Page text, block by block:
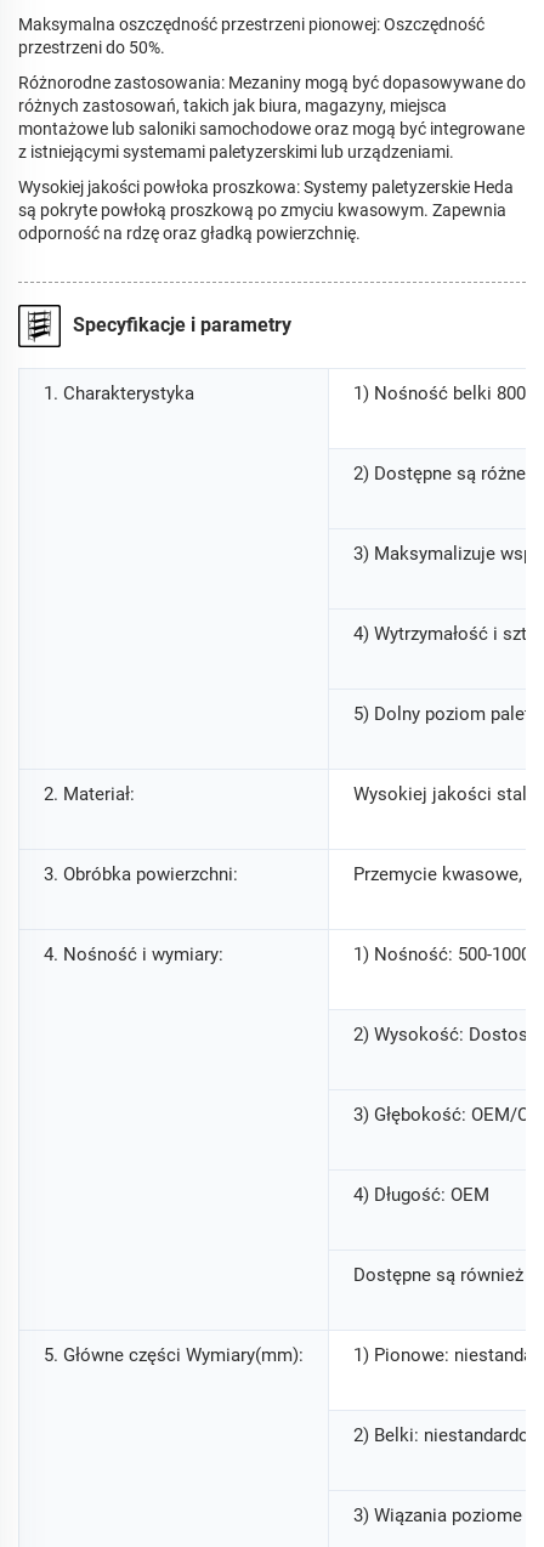
Maksymalna oszczędność przestrzeni pionowej: Oszczędność
przestrzeni do 50%.
Różnorodne zastosowania: Mezaniny mogą być dopasowywane do
różnych zastosowań, takich jak biura, magazyny, miejsca
montażowe lub saloniki samochodowe oraz mogą być integrowane
z istniejącymi systemami paletyzerskimi lub urządzeniami.
Wysokiej jakości powłoka proszkowa: Systemy paletyzerskie Heda
są pokryte powłoką proszkową po zmyciu kwasowym. Zapewnia
odporność na rdzę oraz gładką powierzchnię.
Specyfikacje i parametry
1. Charakterystyka 1) Nośność belki 800-
2) Dostępne są różne
3) Maksymalizuje
4) Wytrzymałość i
5) Dolny poziom palet
2. Materiał: Wysokiej jakości stal
3. Obróbka powierzchni: Przemycie kwasowe,
4. Nośność i wymiary: 1) Nośność: 500-1000
2) Wysokość:
3) Głębokość: OEM/
4) Długość: OEM
Dostępne są również
5. Główne części Wymiary(mm): 1) Pionowe:
2) Belki:
3) Wiązania poziome i